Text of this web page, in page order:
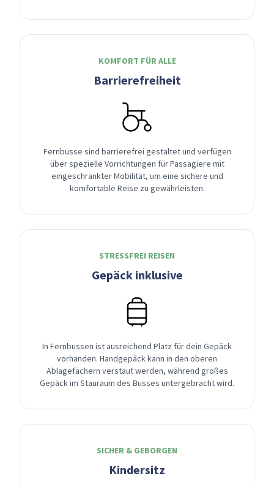
KOMFORT FÜR ALLE
Barrierefreiheit
Fernbusse sind barrierefrei gestaltet und verfügen
über spezielle Vorrichtungen für Passagiere mit
eingeschränkter Mobilität, um eine sichere und
komfortable Reise zu gewährleisten.
STRESSFREI REISEN
Gepäck inklusive
In Fernbussen ist ausreichend Platz für dein Gepäck
vorhanden. Handgepäck kann in den oberen
Ablagefächern verstaut werden, während großes
Gepäck im Stauraum des Busses untergebracht wird.
SICHER & GEBORGEN
Kindersitz